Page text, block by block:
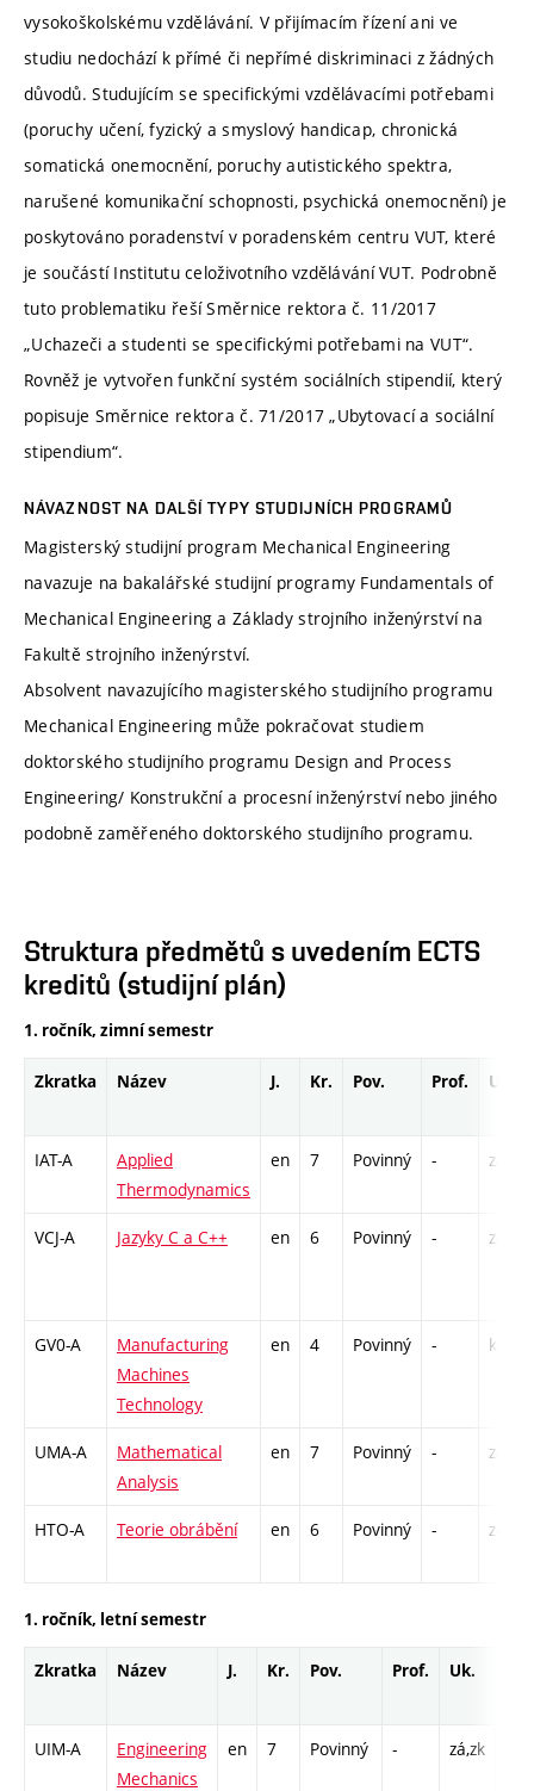
vysokoškolskému vzdělávání. V přijímacím řízení ani ve
studiu nedochází k přímé či nepřímé diskriminaci z žádných
důvodů. Studujícím se specifickými vzdělávacími potřebami
(poruchy učení, fyzický a smyslový handicap, chronická
somatická onemocnění, poruchy autistického spektra,
narušené komunikační schopnosti, psychická onemocnění) je
poskytováno poradenství v poradenském centru VUT, které
je součástí Institutu celoživotního vzdělávání VUT. Podrobně
tuto problematiku řeší Směrnice rektora č. 11/2017
„Uchazeči a studenti se specifickými potřebami na VUT“.
Rovněž je vytvořen funkční systém sociálních stipendií, který
popisuje Směrnice rektora č. 71/2017 „Ubytovací a sociální
stipendium“.
NÁVAZNOST NA DALŠÍ TYPY STUDIJNÍCH PROGRAMŮ
Magisterský studijní program Mechanical Engineering
navazuje na bakalářské studijní programy Fundamentals of
Mechanical Engineering a Základy strojního inženýrství na
Fakultě strojního inženýrství.
Absolvent navazujícího magisterského studijního programu
Mechanical Engineering může pokračovat studiem
doktorského studijního programu Design and Process
Engineering/ Konstrukční a procesní inženýrství nebo jiného
podobně zaměřeného doktorského studijního programu.
Struktura předmětů s uvedením ECTS
kreditů (studijní plán)
1. ročník, zimní semestr
Zkratka Název J. Kr. Pov. Prof. Uk.
IAT-A
Applied
Thermodynamics
en 7 Povinný - zá,zk
VCJ-A Jazyky C a C++ en 6 Povinný - zá,zk
GV0-A
Manufacturing
Machines
Technology
en 4 Povinný - kl
UMA-A
Mathematical
Analysis
en 7 Povinný - zá,zk
HTO-A Teorie obrábění en 6 Povinný - zá,zk
1. ročník, letní semestr
Zkratka Název J. Kr. Pov. Prof. Uk.
UIM-A
Engineering
Mechanics
en 7 Povinný - zá,zk